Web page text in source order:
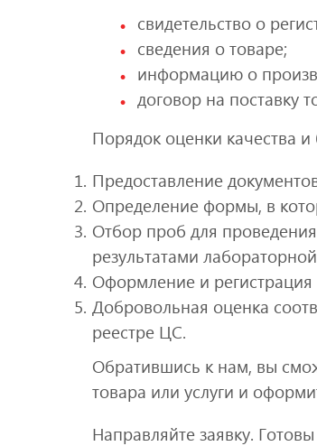
свидетельство о
сведения о товаре;
информацию о
договор на поставку
Порядок оценки качества и
Предоставление
Определение формы, в
Отбор проб для
результатами
Оформление и
Добровольная оценка
реестре ЦС.
Обратившись к нам, вы
товара или услуги и
Направляйте заявку.